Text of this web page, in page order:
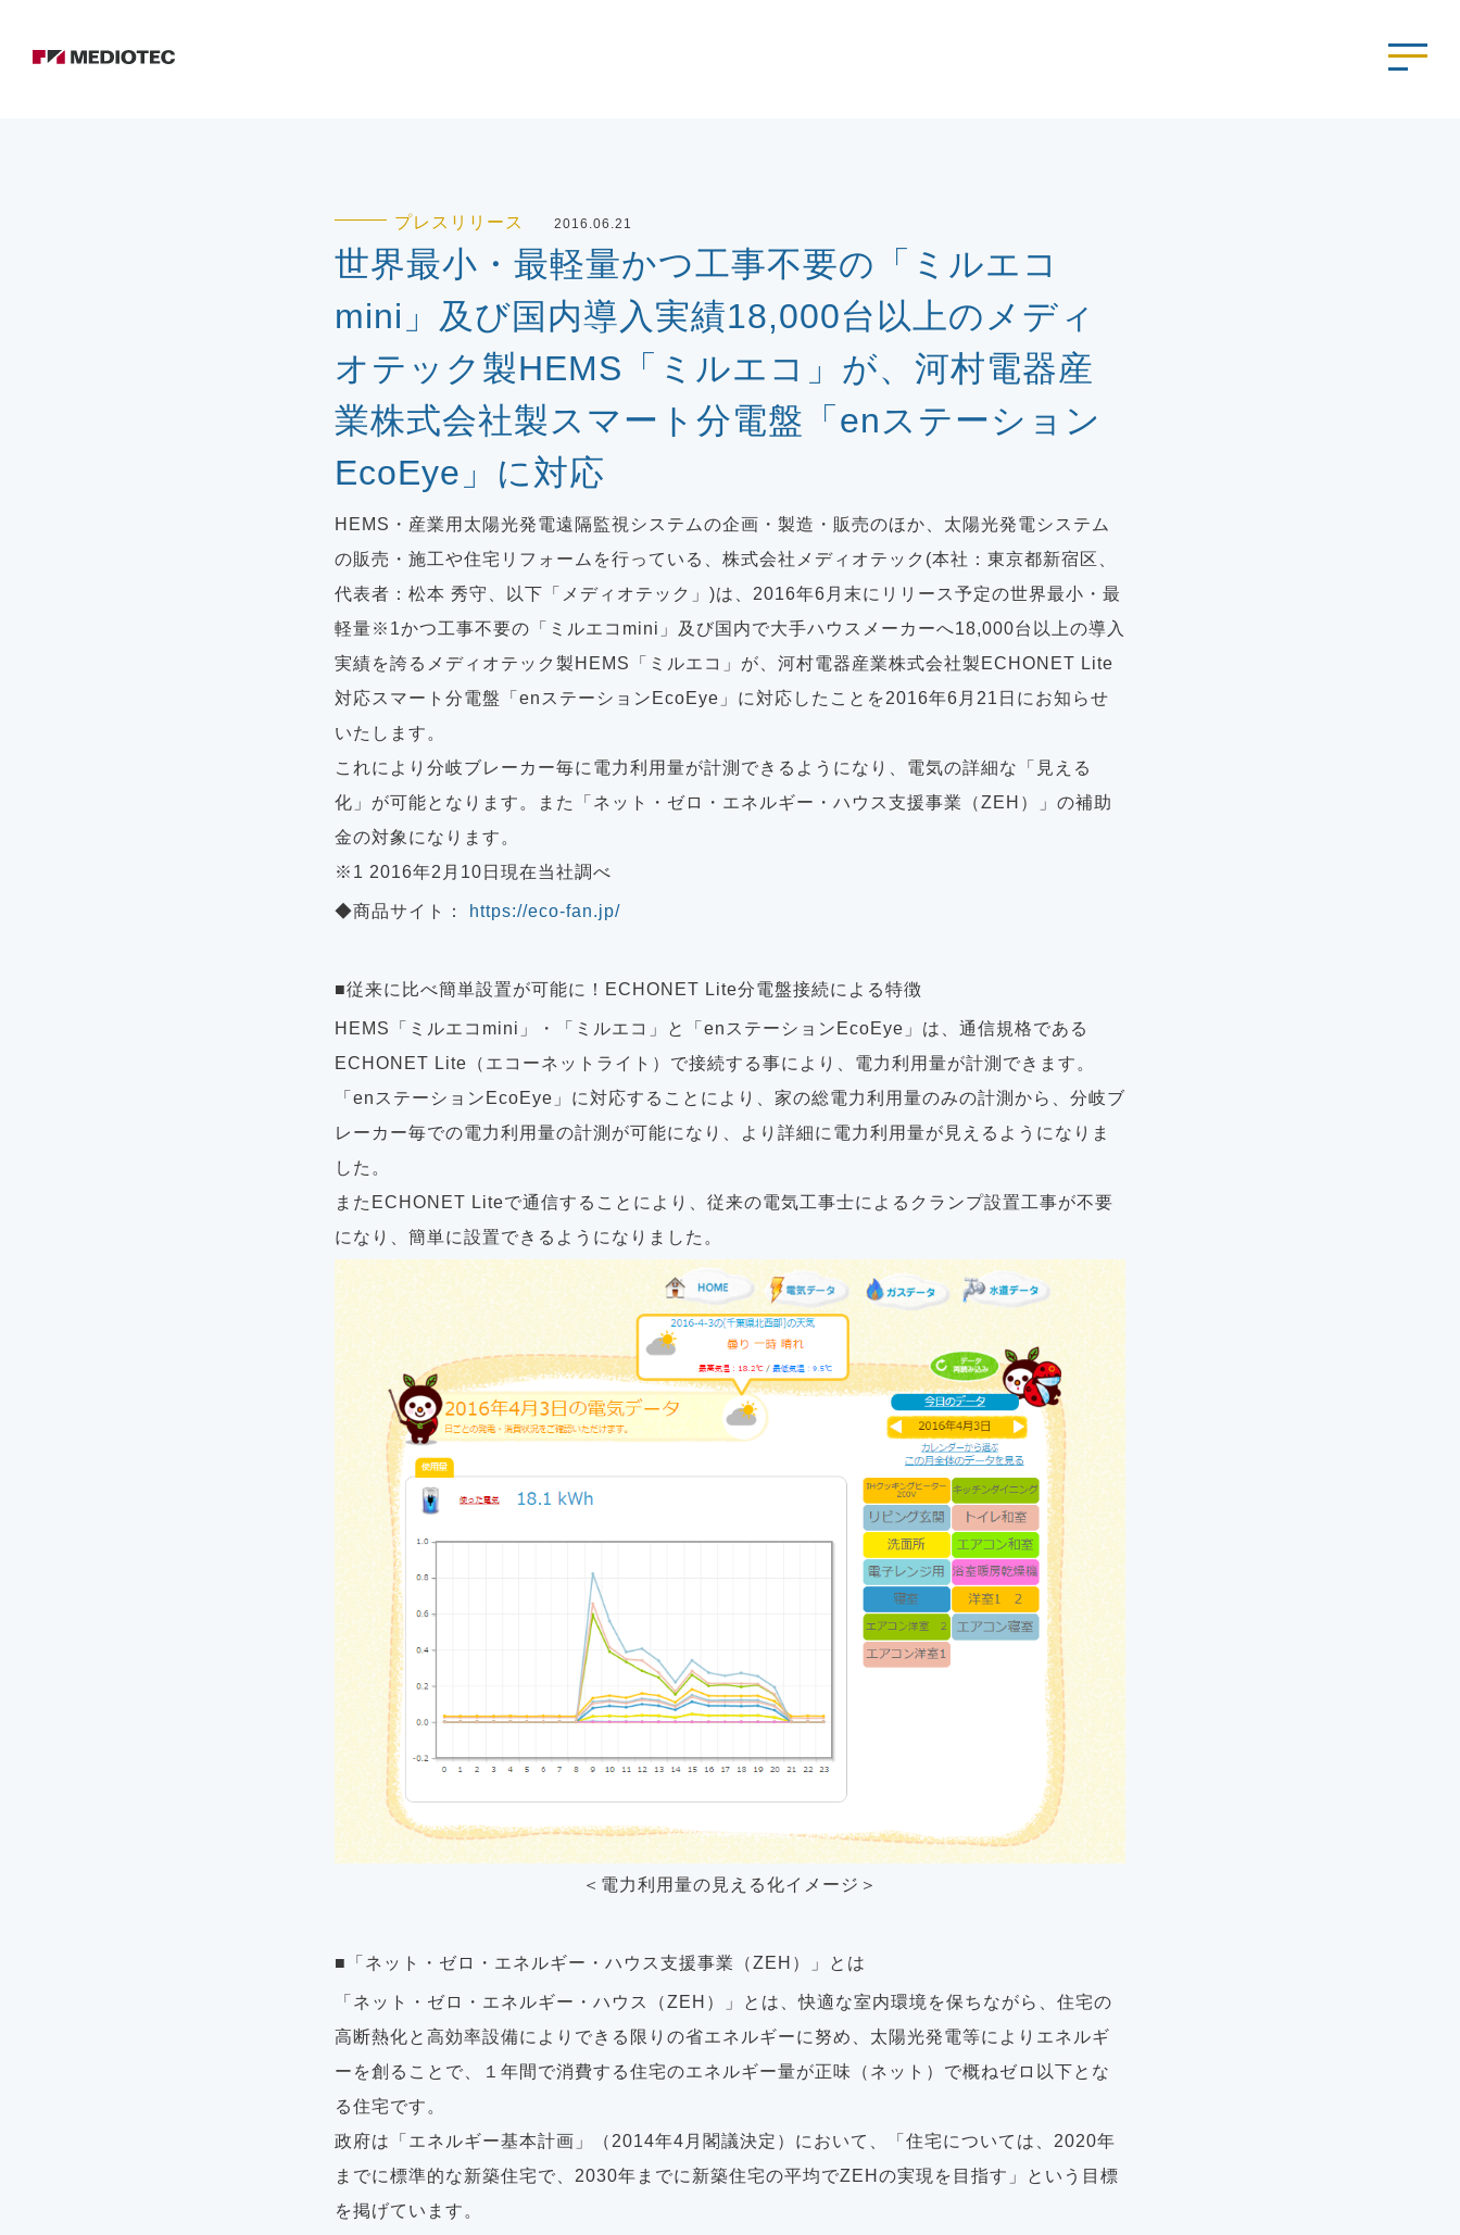
プレスリリース 2016.06.21
世界最小・最軽量かつ工事不要の「ミルエコ
mini」及び国内導入実績18,000台以上のメディ
オテック製HEMS「ミルエコ」が、河村電器産
業株式会社製スマート分電盤「enステーション
EcoEye」に対応
HEMS・産業用太陽光発電遠隔監視システムの企画・製造・販売のほか、太陽光発電システム
の販売・施工や住宅リフォームを行っている、株式会社メディオテック(本社：東京都新宿区、
代表者：松本 秀守、以下「メディオテック」)は、2016年6月末にリリース予定の世界最小・最
軽量※1かつ工事不要の「ミルエコmini」及び国内で大手ハウスメーカーへ18,000台以上の導入
実績を誇るメディオテック製HEMS「ミルエコ」が、河村電器産業株式会社製ECHONET Lite
対応スマート分電盤「enステーションEcoEye」に対応したことを2016年6月21日にお知らせ
いたします。
これにより分岐ブレーカー毎に電力利用量が計測できるようになり、電気の詳細な「見える
化」が可能となります。また「ネット・ゼロ・エネルギー・ハウス支援事業（ZEH）」の補助
金の対象になります。
※1 2016年2月10日現在当社調べ
◆商品サイト： https://eco-fan.jp/
■従来に比べ簡単設置が可能に！ECHONET Lite分電盤接続による特徴
HEMS「ミルエコmini」・「ミルエコ」と「enステーションEcoEye」は、通信規格である
ECHONET Lite（エコーネットライト）で接続する事により、電力利用量が計測できます。
「enステーションEcoEye」に対応することにより、家の総電力利用量のみの計測から、分岐ブ
レーカー毎での電力利用量の計測が可能になり、より詳細に電力利用量が見えるようになりま
した。
またECHONET Liteで通信することにより、従来の電気工事士によるクランプ設置工事が不要
になり、簡単に設置できるようになりました。
＜電力利用量の見える化イメージ＞
■「ネット・ゼロ・エネルギー・ハウス支援事業（ZEH）」とは
「ネット・ゼロ・エネルギー・ハウス（ZEH）」とは、快適な室内環境を保ちながら、住宅の
⾼断熱化と⾼効率設備によりできる限りの省エネルギーに努め、太陽光発電等によりエネルギ
ーを創ることで、１年間で消費する住宅のエネルギー量が正味（ネット）で概ねゼロ以下とな
る住宅です。
政府は「エネルギー基本計画」（2014年4月閣議決定）において、「住宅については、2020年
までに標準的な新築住宅で、2030年までに新築住宅の平均でZEHの実現を目指す」という目標
を掲げています。